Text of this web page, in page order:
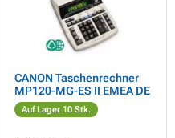
CANON Taschenrechner
MP120-MG-ES II EMEA DE
Auf Lager 10 Stk.